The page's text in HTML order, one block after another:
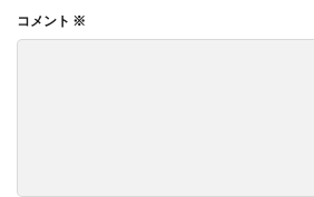
コメント ※